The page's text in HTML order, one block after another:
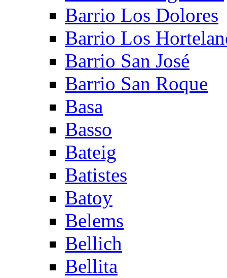
Barrio Los Dolores
Barrio Los
Barrio San José
Barrio San Roque
Basa
Basso
Bateig
Batistes
Batoy
Belems
Bellich
Bellita